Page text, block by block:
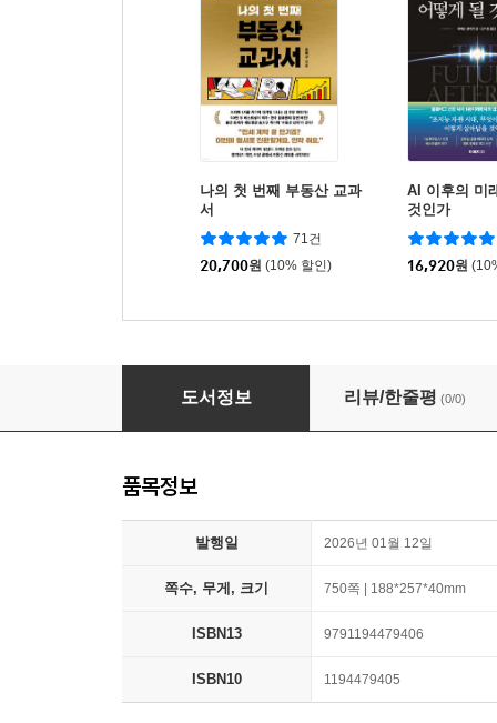
나의 첫 번째 부동산 교과
서
71건
20,700원 (10% 할인)
AI 이후의 미
것인가
16,920원
2026년 법인기업의 세무실무, 법인세, 부가가
도서정보 리뷰/한줄평 (0/0)
품목정보
발행일 2026년 01월 12일
쪽수, 무게, 크기 750쪽 | 188*257*40mm
ISBN13 9791194479406
ISBN10 1194479405